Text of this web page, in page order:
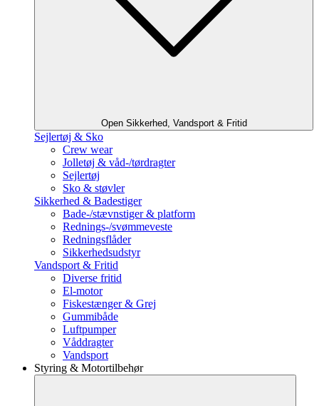
Open Sikkerhed, Vandsport & Fritid
Sejlertøj & Sko
Crew wear
Jolletøj & våd-/tørdragter
Sejlertøj
Sko & støvler
Sikkerhed & Badestiger
Bade-/stævnstiger & platform
Rednings-/svømmeveste
Redningsflåder
Sikkerhedsudstyr
Vandsport & Fritid
Diverse fritid
El-motor
Fiskestænger & Grej
Gummibåde
Luftpumper
Våddragter
Vandsport
Styring & Motortilbehør